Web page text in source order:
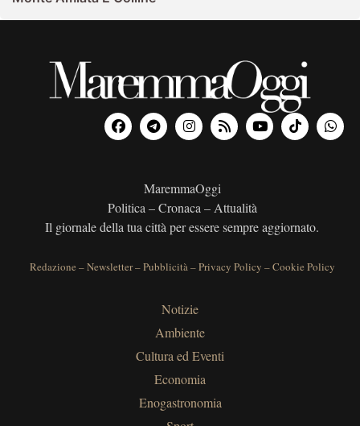
MaremmaOggi
Politica – Cronaca – Attualità
Il giornale della tua città per essere sempre aggiornato.
Redazione –Newsletter–Pubblicità–Privacy Policy –Cookie Policy
Notizie
Ambiente
Cultura ed Eventi
Economia
Enogastronomia